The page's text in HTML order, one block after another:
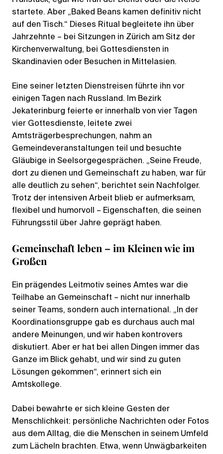
startete. Aber „Baked Beans kamen definitiv nicht
auf den Tisch.“ Dieses Ritual begleitete ihn über
Jahrzehnte – bei Sitzungen in Zürich am Sitz der
Kirchenverwaltung, bei Gottesdiensten in
Skandinavien oder Besuchen in Mittelasien.
Eine seiner letzten Dienstreisen führte ihn vor
einigen Tagen nach Russland. Im Bezirk
Jekaterinburg feierte er innerhalb von vier Tagen
vier Gottesdienste, leitete zwei
Amtsträgerbesprechungen, nahm an
Gemeindeveranstaltungen teil und besuchte
Gläubige in Seelsorgegesprächen. „Seine Freude,
dort zu dienen und Gemeinschaft zu haben, war für
alle deutlich zu sehen“, berichtet sein Nachfolger.
Trotz der intensiven Arbeit blieb er aufmerksam,
flexibel und humorvoll – Eigenschaften, die seinen
Führungsstil über Jahre geprägt haben.
Gemeinschaft leben – im Kleinen wie im
Großen
Ein prägendes Leitmotiv seines Amtes war die
Teilhabe an Gemeinschaft – nicht nur innerhalb
seiner Teams, sondern auch international. „In der
Koordinationsgruppe gab es durchaus auch mal
andere Meinungen, und wir haben kontrovers
diskutiert. Aber er hat bei allen Dingen immer das
Ganze im Blick gehabt, und wir sind zu guten
Lösungen gekommen“, erinnert sich ein
Amtskollege.
Dabei bewahrte er sich kleine Gesten der
Menschlichkeit: persönliche Nachrichten oder Fotos
aus dem Alltag, die die Menschen in seinem Umfeld
zum Lächeln brachten. Etwa, wenn Unwägbarkeiten